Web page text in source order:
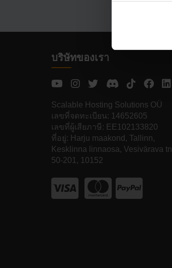
บริษัทของเรา
Scalable Hosting Solutions OÜ
เลขที่จดทะเบียน: 14652605
เลขที่ผู้เสียภาษี: EE102133820
ที่อยู่: Harju maakond, Tallinn,
Kesklinna linnaosa, Vesivärava tn
50-201, 10152